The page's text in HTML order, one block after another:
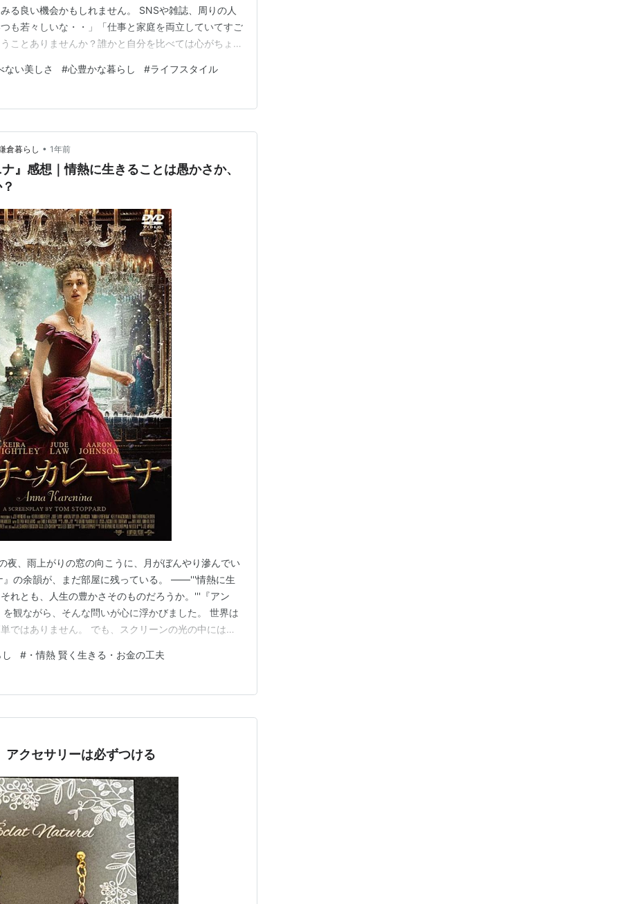
る良い機会かもしれません。 SNSや雑誌、周りの人
も若々しいな・・」「仕事と家庭を両立していてすご
ことありませんか？誰かと自分を比べては心がちょっ
持っている個性や魅力って、誰かと比べて優劣をつ
ない美しさ #心豊かな暮らし #ライフスタイル
倉暮らし • 1年前
』感想｜情熱に生きることは愚かさか、
夜、雨上がりの窓の向こうに、月がぼんやり滲んでい
』の余韻が、まだ部屋に残っている。 ――'''情熱に生
れとも、人生の豊かさそのものだろうか。'''『アン
観ながら、そんな問いが心に浮かびました。 世界は
ではありません。 でも、スクリーンの光の中には、
- 映画は、時空を超えるパスポート あなたは最近、
# ・情熱 賢く生きる・お金の工夫
クセサリーは必ずつける